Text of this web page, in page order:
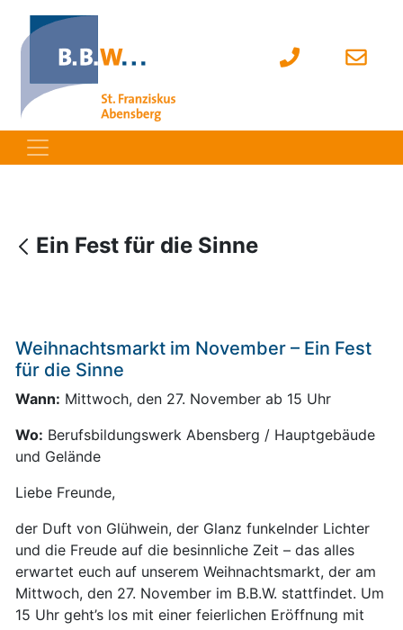
Ein Fest für die Sinne
Weihnachtsmarkt im November – Ein Fest
für die Sinne
Wann: Mittwoch, den 27. November ab 15 Uhr
Wo: Berufsbildungswerk Abensberg / Hauptgebäude
und Gelände
Liebe Freunde,
der Duft von Glühwein, der Glanz funkelnder Lichter
und die Freude auf die besinnliche Zeit – das alles
erwartet euch auf unserem Weihnachtsmarkt, der am
Mittwoch, den 27. November im B.B.W. stattfindet. Um
15 Uhr geht’s los mit einer feierlichen Eröffnung mit